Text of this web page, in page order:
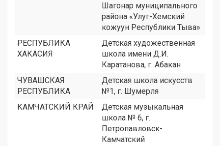
Шагонар муниципального
района «Улуг-Хемский
кожуун Республики Тыва»
РЕСПУБЛИКА
ХАКАСИЯ
Детская художественная
школа имени Д.И.
Каратанова, г. Абакан
ЧУВАШСКАЯ
РЕСПУБЛИКА
Детская школа искусств
№1, г. Шумерля
КАМЧАТСКИЙ КРАЙ
Детская музыкальная
школа № 6, г.
Петропавловск-
Камчатский